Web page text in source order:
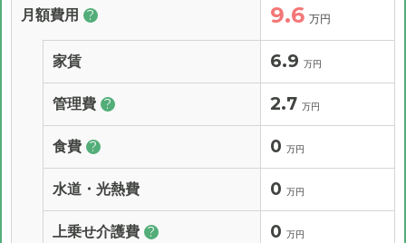
月額費用 ? 9.6 万円
家賃 6.9 万円
管理費 ? 2.7 万円
食費 ? 0 万円
水道・光熱費 0 万円
上乗せ介護費 ? 0 万円